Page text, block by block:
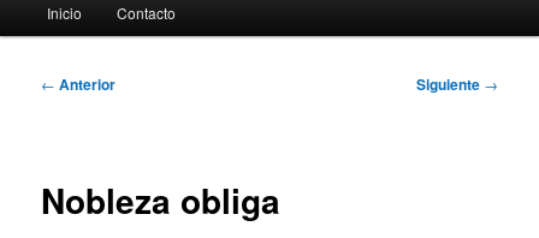
principal
Inicio Contacto
Navegación
← Anterior Siguiente →
Nobleza obliga